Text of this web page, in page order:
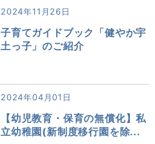
2024年11月26日
子育てガイドブック「健やか宇
土っ子」のご紹介
2024年04月01日
【幼児教育・保育の無償化】私
立幼稚園(新制度移行園を除...